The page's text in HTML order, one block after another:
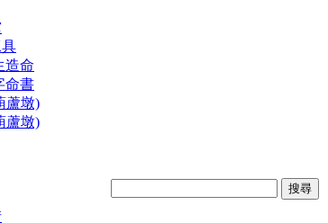
造命
命書
蘆墩)
蘆墩)